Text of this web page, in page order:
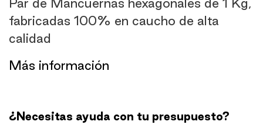
Par de Mancuernas hexagonales de 1 Kg,
fabricadas 100% en caucho de alta
calidad
​Más información
¿Necesitas ayuda con tu presupuesto?